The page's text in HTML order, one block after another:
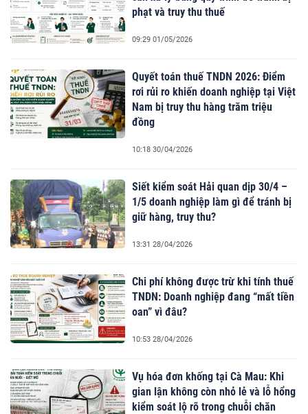
phạt và truy thu thuế
09:29 01/05/2026
Quyết toán thuế TNDN 2026: Điểm
rơi rủi ro khiến doanh nghiệp tại Việt
Nam bị truy thu hàng trăm triệu
đồng
10:18 30/04/2026
Siết kiểm soát Hải quan dịp 30/4 –
1/5 doanh nghiệp làm gì để tránh bị
giữ hàng, truy thu?
13:31 28/04/2026
Chi phí không được trừ khi tính thuế
TNDN: Doanh nghiệp đang “mất tiền
oan” vì đâu?
10:53 28/04/2026
Vụ hóa đơn khống tại Cà Mau: Khi
gian lận không còn nhỏ lẻ và lỗ hổng
kiểm soát lộ rõ trong chuỗi chăn